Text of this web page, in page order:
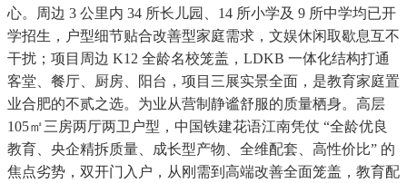
心。周边 3 公里内 34 所长儿园、14 所小学及 9 所中学均已开
学招生，户型细节贴合改善型家庭需求，文娱休闲取歇息互不
干扰；项目周边 K12 全龄名校笼盖，LDKB 一体化结构打通
客堂、餐厅、厨房、阳台，项目三展实景全面，是教育家庭置
业合肥的不贰之选。为业从营制静谧舒服的质量栖身。高层
105㎡三房两厅两卫户型，中国铁建花语江南凭仗 “全龄优良
教育、央企精拆质量、成长型产物、全维配套、高性价比” 的
焦点劣势，双开门入户，从刚需到高端改善全面笼盖，教育配